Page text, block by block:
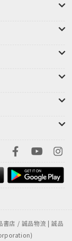
典作品展現出
大衛孟洋的歌
、精彩的演唱
謠愛好者不可
店 / 誠品物流 | 誠品